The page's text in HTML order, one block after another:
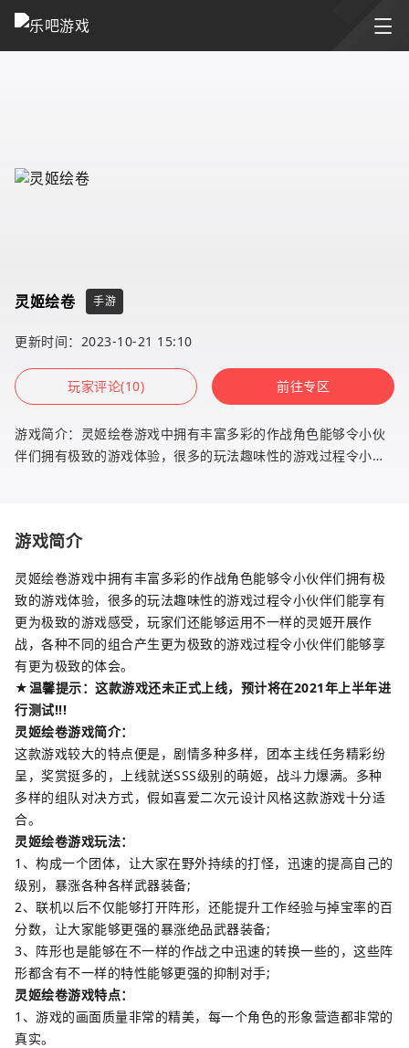
灵姬绘卷 手游
更新时间：2023-10-21 15:10
玩家评论(10) 前往专区
游戏简介：灵姬绘卷游戏中拥有丰富多彩的作战角色能够令小伙
伴们拥有极致的游戏体验，很多的玩法趣味性的游戏过程令小伙
游戏简介
灵姬绘卷游戏中拥有丰富多彩的作战角色能够令小伙伴们拥有极
致的游戏体验，很多的玩法趣味性的游戏过程令小伙伴们能享有
更为极致的游戏感受，玩家们还能够运用不一样的灵姬开展作
战，各种不同的组合产生更为极致的游戏过程令小伙伴们能够享
有更为极致的体会。
★温馨提示：这款游戏还未正式上线，预计将在2021年上半年进
行测试!!!
灵姬绘卷游戏简介：
这款游戏较大的特点便是，剧情多种多样，团本主线任务精彩纷
呈，奖赏挺多的，上线就送SSS级别的萌姬，战斗力爆满。多种
多样的组队对决方式，假如喜爱二次元设计风格这款游戏十分适
合。
灵姬绘卷游戏玩法：
1、构成一个团体，让大家在野外持续的打怪，迅速的提高自己的
级别，暴涨各种各样武器装备;
2、联机以后不仅能够打开阵形，还能提升工作经验与掉宝率的百
分数，让大家能够更强的暴涨绝品武器装备;
3、阵形也是能够在不一样的作战之中迅速的转换一些的，这些阵
形都含有不一样的特性能够更强的抑制对手;
灵姬绘卷游戏特点：
1、游戏的画面质量非常的精美，每一个角色的形象营造都非常的
真实。